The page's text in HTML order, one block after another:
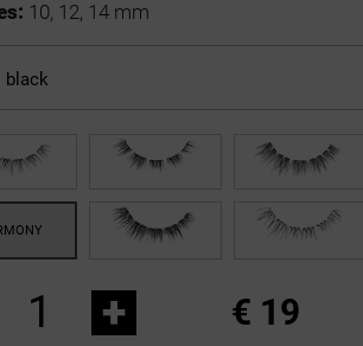
10, 12, 14 mm
black
+ € 19